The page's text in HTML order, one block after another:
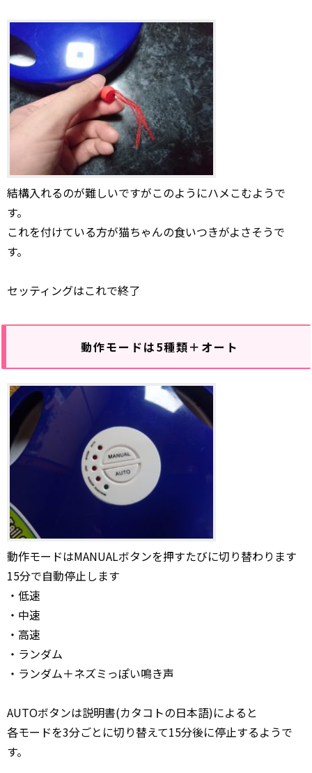
結構入れるのが難しいですがこのようにハメこむようで
す。
これを付けている方が猫ちゃんの食いつきがよさそうで
す。
セッティングはこれで終了
動作モードは5種類＋オート
動作モードはMANUALボタンを押すたびに切り替わります
15分で自動停止します
・低速
・中速
・高速
・ランダム
・ランダム＋ネズミっぽい鳴き声
AUTOボタンは説明書(カタコトの日本語)によると
各モードを3分ごとに切り替えて15分後に停止するようで
す。